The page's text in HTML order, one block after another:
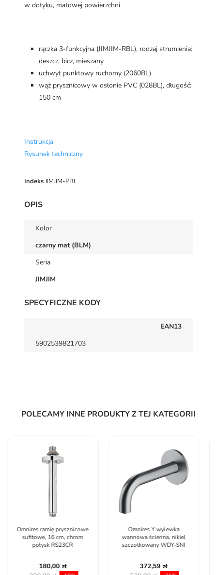
w dotyku, matowej powierzchni.
rączka 3-funkcyjna (JIMJIM-RBL), rodzaj strumienia:
deszcz, bicz, mieszany
uchwyt punktowy ruchomy (2060BL)
wąż prysznicowy w osłonie PVC (028BL), długość:
150 cm
Instrukcja
Rysunek techniczny
IndeksJIMJIM-PBL
OPIS
Kolor
czarny mat (BLM)
Seria
JIMJIM
SPECYFICZNE KODY
EAN13
5902539821703
POLECAMY INNE PRODUKTY Z TEJ KATEGORII
Omnires Y wylewka
wannowa ścienna, nikiel
szczotkowany WDY-SNI
372,59 zł
Deante Głowica
prysznicowa stalowa -
300x300 mm NAC_209K
436,95 zł